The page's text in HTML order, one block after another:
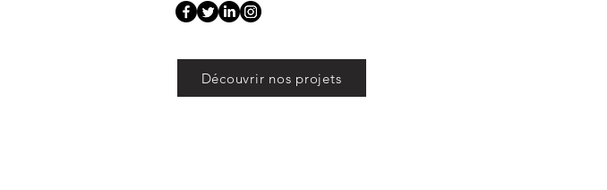
Découvrir nos projets